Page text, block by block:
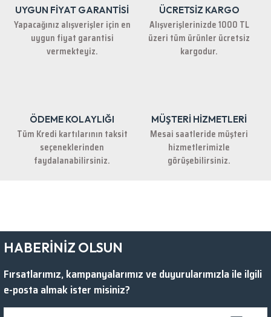
Ürün bilgilerinde hatalar bulunuyor.
Ürün fiyatı diğer sitelerden daha pahalı.
Bu ürüne benzer farklı alternatifler olmalı.
UYGUN FİYAT GARANTİSİ
Yapacağınız alışverişler için en
uygun fiyat garantisi
vermekteyiz.
ÜCRETSİZ KARGO
Alışverişlerinizde 1000 TL
üzeri tüm ürünler ücretsiz
kargodur.
ÖDEME KOLAYLIĞI
Tüm Kredi kartılarının taksit
seçeneklerinden
faydalanabilirsiniz.
MÜŞTERİ HİZMETLERİ
Mesai saatleride müşteri
hizmetlerimizle
görüşebilirsiniz.
HABERİNİZ OLSUN
Fırsatlarımız, kampanyalarımız ve duyurularımızla ile ilgili
e-posta almak ister misiniz?